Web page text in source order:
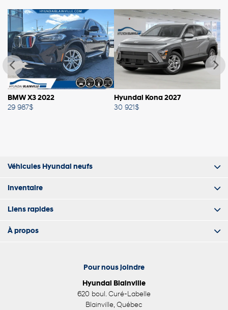
BMW X3 2022
29 987$
Hyundai Kona 2027
30 921$
Pour nous joindre
Hyundai Blainville
620 boul. Curé-Labelle
Blainville, Québec
Véhicules Hyundai neufs
Inventaire
Liens rapides
À propos